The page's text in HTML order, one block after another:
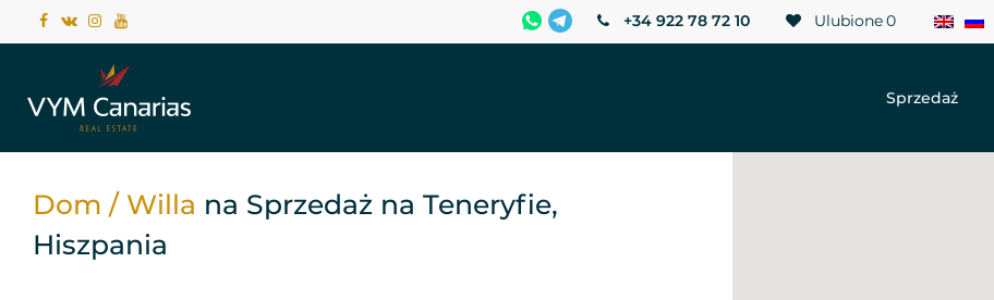
Ulubione0
+34 922 78 72 10
Sprzedaż
Dom / Willa na Sprzedaż na Teneryfie,
Hiszpania